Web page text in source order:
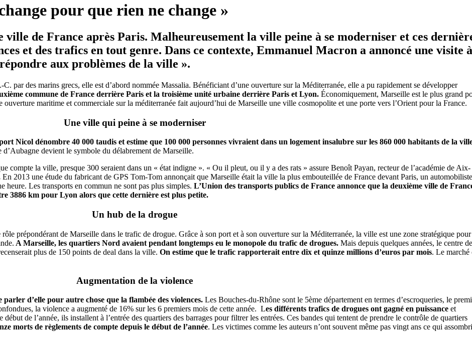
pour que rien ne change »
de France après Paris. Malheureusement la ville peine à se moderniser et ces
et des trafics en tout genre. Dans ce contexte, Emmanuel Macron a annoncé une visite
aux problèmes de la ville ».
C. par des marins grecs, elle est d’abord nommée Massalia. Bénéficiant d’une ouverture sur la Méditerranée, elle a pu rapidement se développer
commune de France derrière Paris et la troisième unité urbaine derrière Paris et Lyon. Économiquement, Marseille est le plus grand
maritime et commerciale sur la méditerranée fait aujourd’hui de Marseille une ville cosmopolite et une porte vers l’Orient pour la France.
Une ville qui peine à se moderniser
Nicol dénombre 40 000 taudis et estime que 100 000 personnes vivraient dans un logement insalubre sur les 860 000 habitants de la
devient le symbole du délabrement de Marseille.
compte la ville, presque 300 seraient dans un « état indigne ». « Ou il pleut, ou il y a des rats » assure Benoît Payan, recteur de l’académie de Aix-
En 2013 une étude du fabricant de GPS Tom-Tom annonçait que Marseille était la ville la plus embouteillée de France devant Paris, un
heure. Les transports en commun ne sont pas plus simples.L’Union des transports publics de France annonce que la deuxième ville de
3886 km pour Lyon alors que cette dernière est plus petite.
Un hub de la drogue
prépondérant de Marseille dans le trafic de drogue. Grâce à son port et à son ouverture sur la Méditerranée, la ville est une zone stratégique pour
A Marseille, les quartiers Nord avaient pendant longtemps eu le monopole du trafic de drogues. Mais depuis quelques années, le centre
plus de 150 points de deal dans la ville.On estime que le trafic rapporterait entre dix et quinze millions d’euros par mois. Le marché
Augmentation de la violence
d’elle pour autre chose que la flambée des violences. Les Bouches-du-Rhône sont le 5ème département en termes d’escroqueries, le
la violence a augmenté de 16% sur les 6 premiers mois de cette année. Les différents trafics de drogues ont gagné en puissance et
de l’année, ils installent à l’entrée des quartiers des barrages pour filtrer les entrées. Ces bandes qui tentent de prendre le contrôle de quartiers
morts de règlements de compte depuis le début de l’année. Les victimes comme les auteurs n’ont souvent même pas vingt ans ce qui